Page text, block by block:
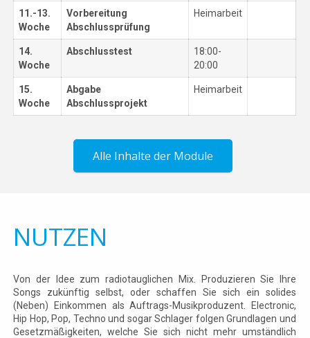
11.-13.
Woche
Vorbereitung
Abschlussprüfung
Heimarbeit
14.
Woche
Abschlusstest
18:00-
20:00
15.
Woche
Abgabe
Abschlussprojekt
Heimarbeit
Alle Inhalte der Module
NUTZEN
Von der Idee zum radiotauglichen Mix. Produzieren Sie Ihre
Songs zukünftig selbst, oder schaffen Sie sich ein solides
(Neben) Einkommen als Auftrags-Musikproduzent. Electronic,
Hip Hop, Pop, Techno und sogar Schlager folgen Grundlagen und
Gesetzmäßigkeiten, welche Sie sich nicht mehr umständlich